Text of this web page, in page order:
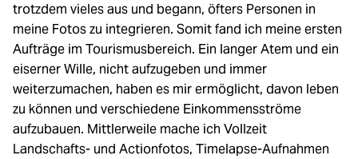
trotzdem vieles aus und begann, öfters Personen in
meine Fotos zu integrieren. Somit fand ich meine ersten
Aufträge im Tourismusbereich. Ein langer Atem und ein
eiserner Wille, nicht aufzugeben und immer
weiterzumachen, haben es mir ermöglicht, davon leben
zu können und verschiedene Einkommensströme
aufzubauen. Mittlerweile mache ich Vollzeit
Landschafts- und Actionfotos, Timelapse-Aufnahmen